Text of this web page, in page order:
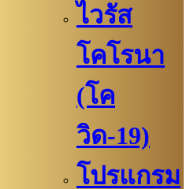
ไวรัส
โคโรนา
(โค
วิด-19)
โปรแกรม